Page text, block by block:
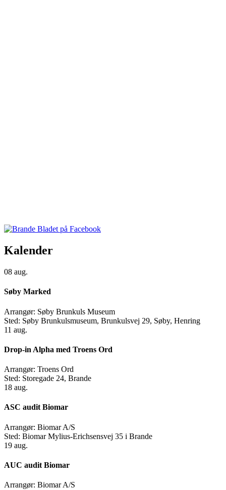
Kalender
08 aug.
Søby Marked
Arrangør: Søby Brunkuls Museum
Sted: Søby Brunkulsmuseum, Brunkulsvej 29, Søby, Henring
11 aug.
Drop-in Alpha med Troens Ord
Arrangør: Troens Ord
Sted: Storegade 24, Brande
18 aug.
ASC audit Biomar
Arrangør: Biomar A/S
Sted: Biomar Mylius-Erichsensvej 35 i Brande
19 aug.
AUC audit Biomar
Arrangør: Biomar A/S